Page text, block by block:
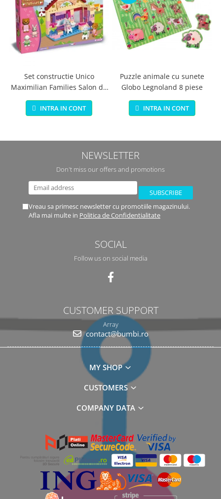
Set constructie Unico
Maximilian Families Salon de
infrumusetare 80 piese
INTRA IN CONT
Puzzle animale cu sunete
Globo Legnoland 8 piese
INTRA IN CONT
NEWSLETTER
Don't miss our offers and promotions
Vreau sa primesc newsletter cu promotiile magazinului.
Afla mai multe in Politica de Confidentialitate
SOCIAL
Follow us on social media
CUSTOMER SUPPORT
Array
contact@bumbi.ro
MY SHOP
CUSTOMERS
COMPANY DATA